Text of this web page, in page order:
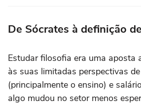
De Sócrates à definição
Estudar filosofia era uma aposta
às suas limitadas perspectivas
(principalmente o ensino) e
algo mudou no setor menos